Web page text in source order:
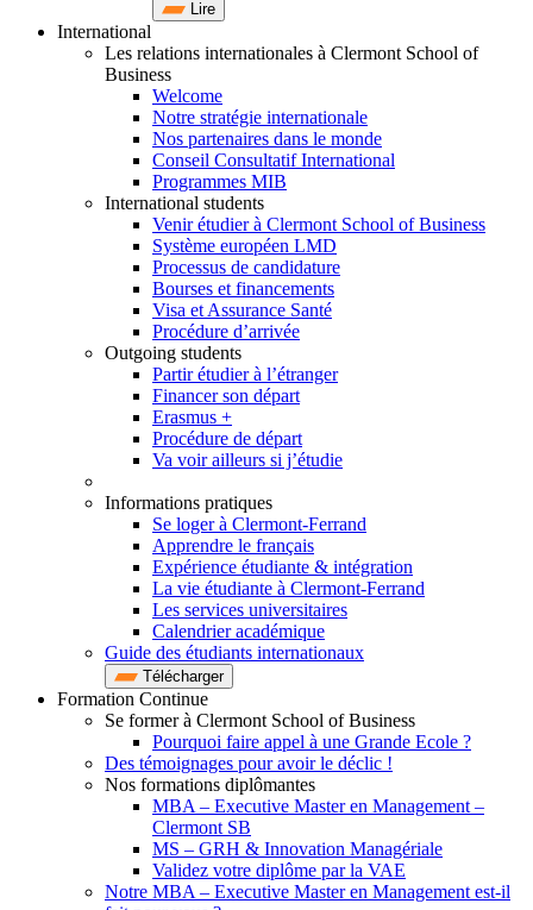
Lire
International
Les relations internationales à Clermont School of
Business
Welcome
Notre stratégie internationale
Nos partenaires dans le monde
Conseil Consultatif International
Programmes MIB
International students
Venir étudier à Clermont School of Business
Système européen LMD
Processus de candidature
Bourses et financements
Visa et Assurance Santé
Procédure d’arrivée
Outgoing students
Partir étudier à l’étranger
Financer son départ
Erasmus +
Procédure de départ
Va voir ailleurs si j’étudie
Informations pratiques
Se loger à Clermont-Ferrand
Apprendre le français
Expérience étudiante & intégration
La vie étudiante à Clermont-Ferrand
Les services universitaires
Calendrier académique
Guide des étudiants internationaux
Télécharger
Formation Continue
Se former à Clermont School of Business
Pourquoi faire appel à une Grande Ecole ?
Des témoignages pour avoir le déclic !
Nos formations diplômantes
MBA – Executive Master en Management –
Clermont SB
MS – GRH & Innovation Managériale
Validez votre diplôme par la VAE
Notre MBA – Executive Master en Management est-il